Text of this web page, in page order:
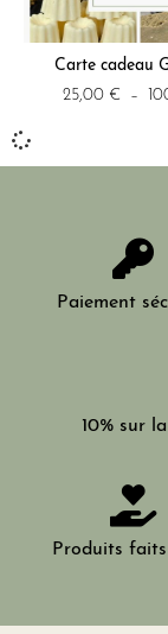
Carte cadeau
25,00 € –
Paiement
10% sur
Produits